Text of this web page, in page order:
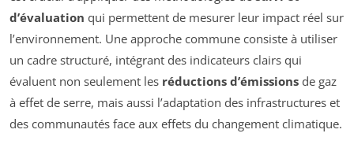
d’évaluation qui permettent de mesurer leur impact réel sur
l’environnement. Une approche commune consiste à utiliser
un cadre structuré, intégrant des indicateurs clairs qui
évaluent non seulement les réductions d’émissions de gaz
à effet de serre, mais aussi l’adaptation des infrastructures et
des communautés face aux effets du changement climatique.